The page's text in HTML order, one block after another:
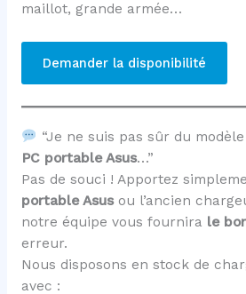
maillot, grande armée…
Demander la disponibilité
“Je ne suis pas sûr du
PC portable Asus…”
Pas de souci ! Apportez
portable Asus ou l’ancien
notre équipe vous fournira le
erreur.
Nous disposons en stock de
avec :